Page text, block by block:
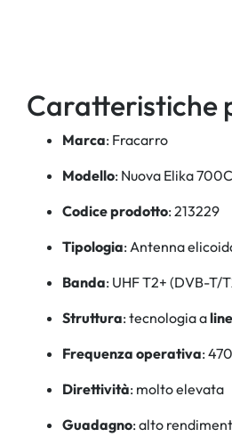
Caratteristiche
Marca: Fracarro
Modello: Nuova Elika 700C
Codice prodotto: 213229
Tipologia: Antenna
Banda: UHF T2+ (DVB-T/
Struttura: tecnologia a
Frequenza operativa:
Direttività: molto elevata
Guadagno: alto